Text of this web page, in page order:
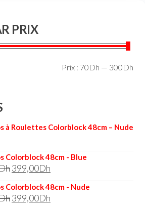
PRIX
Prix : 70Dh — 300Dh
à Roulettes Colorblock 48cm – Nude
Colorblock 48cm - Blue
399,00Dh
Colorblock 48cm - Nude
399,00Dh